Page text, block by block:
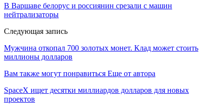
В Варшаве белорус и россиянин срезали с машин
нейтрализаторы
Следующая запись
Мужчина откопал 700 золотых монет. Клад может стоить
миллионы долларов
Вам также могут понравиться Еще от автора
SpaceX ищет десятки миллиардов долларов для новых
проектов